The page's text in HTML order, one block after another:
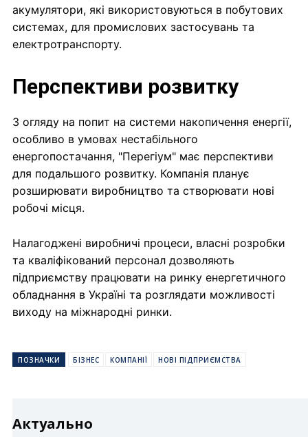
акумулятори, які використовуються в побутових
системах, для промислових застосувань та
електротранспорту.
Перспективи розвитку
З огляду на попит на системи накопичення енергії,
особливо в умовах нестабільного
енергопостачання, "Перегіум" має перспективи
для подальшого розвитку. Компанія планує
розширювати виробництво та створювати нові
робочі місця.
Налагоджені виробничі процеси, власні розробки
та кваліфікований персонал дозволяють
підприємству працювати на ринку енергетичного
обладнання в Україні та розглядати можливості
виходу на міжнародні ринки.
ПОЗНАЧКИ БІЗНЕС КОМПАНІЇ НОВІ ПІДПРИЄМСТВА
Актуально